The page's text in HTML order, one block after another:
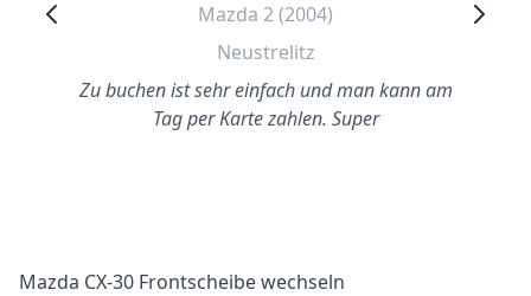
Mazda 2 (2004)
Neustrelitz
Zu buchen ist sehr einfach und man kann am
Tag per Karte zahlen. Super
Mazda CX-30 Frontscheibe wechseln